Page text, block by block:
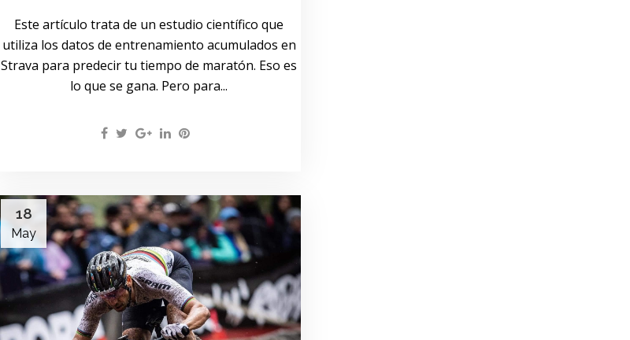
Este artículo trata de un estudio científico que
utiliza los datos de entrenamiento acumulados en
Strava para predecir tu tiempo de maratón. Eso es
lo que se gana. Pero para...
18
May